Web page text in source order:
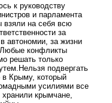
к руководству
и парламента
взяли на себя всю
за
автономии, за жизни
конфликты
решать только
подвергать
в Крыму, который
усилиями все
крымчане,